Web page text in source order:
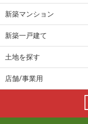
新築マンション
新築一戸建て
土地を探す
店舗/事業用